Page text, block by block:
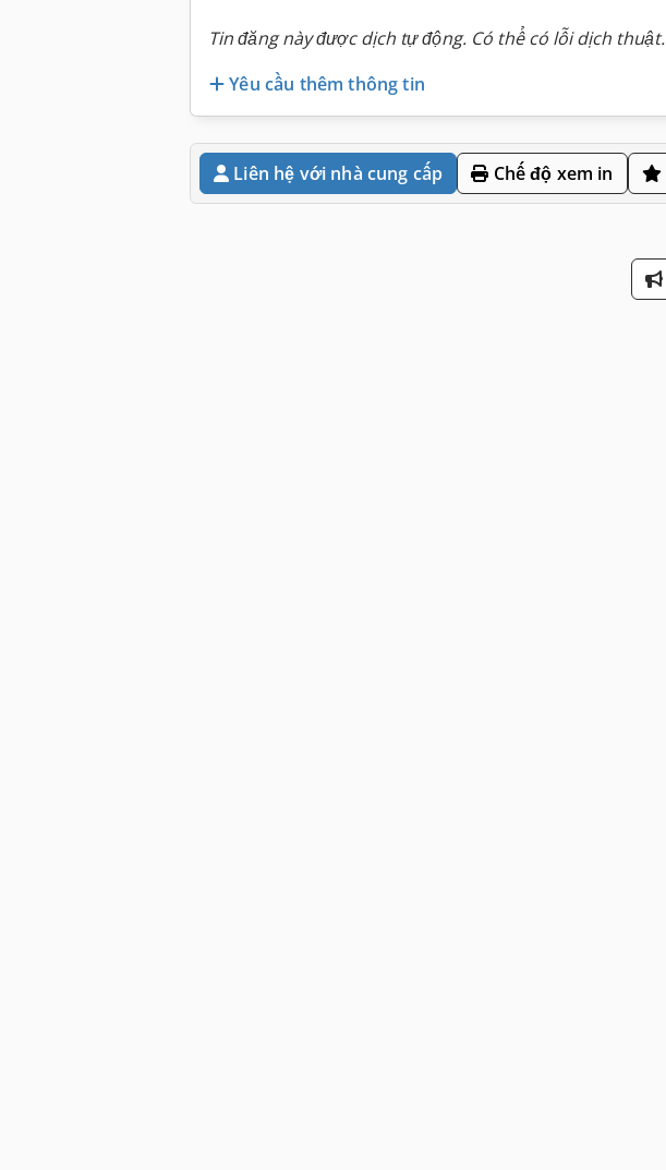
Tin đăng này được dịch tự động. Có thể có lỗi dịch thuật.
Yêu cầu thêm thông tin
Liên hệ với nhà cung cấp Chế độ xem in